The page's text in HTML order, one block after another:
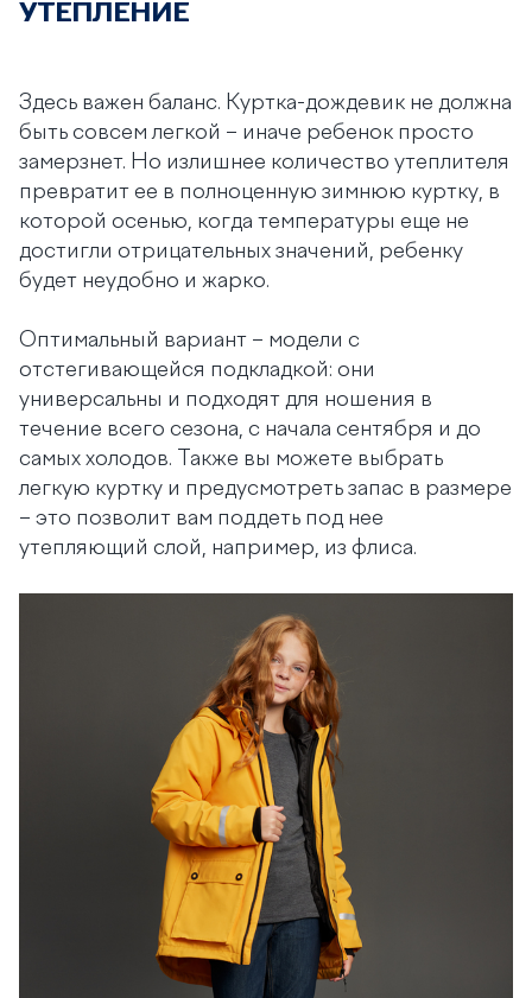
УТЕПЛЕНИЕ
Здесь важен баланс. Куртка-дождевик не должна
быть совсем легкой – иначе ребенок просто
замерзнет. Но излишнее количество утеплителя
превратит ее в полноценную зимнюю куртку, в
которой осенью, когда температуры еще не
достигли отрицательных значений, ребенку
будет неудобно и жарко.
Оптимальный вариант – модели с
отстегивающейся подкладкой: они
универсальны и подходят для ношения в
течение всего сезона, с начала сентября и до
самых холодов. Также вы можете выбрать
легкую куртку и предусмотреть запас в размере
– это позволит вам поддеть под нее
утепляющий слой, например, из флиса.